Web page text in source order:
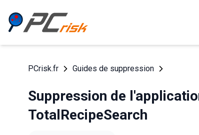
PCrisk.fr Guides de suppression
Suppression de
TotalRecipeSearch